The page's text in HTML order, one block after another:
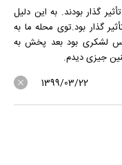
گذار بودند. به این دلیل
گذار بود.توی محله ما به
لشکری بود بعد پخش به
جیزی دیدم.
1399/03/22